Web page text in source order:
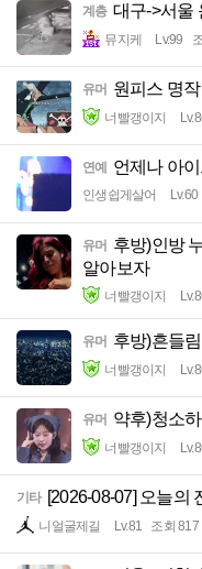
계층 대구->서울
뮤지케 Lv.99
유머 원피스 명
너빨갱이지
연예 언제나 아이
인생쉽게살어 Lv.60
유머 후방)인방
알아보자
너빨갱이지
유머 후방)흔들
너빨갱이지
유머 약후)청소
너빨갱이지
기타 [2026-08-07] 오늘의
니얼굴제길 Lv.81 조회 817